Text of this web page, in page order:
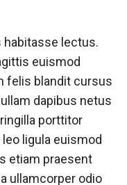
lectus.
euismod
felis blandit cursus
dapibus netus
porttitor
ligula euismod
etiam praesent
ullamcorper odio